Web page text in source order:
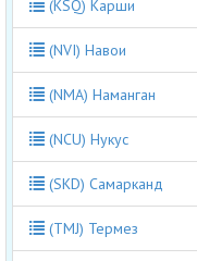
(KSQ) Карши
(NVI) Навои
(NMA) Наманган
(NCU) Нукус
(SKD) Самарканд
(TMJ) Термез